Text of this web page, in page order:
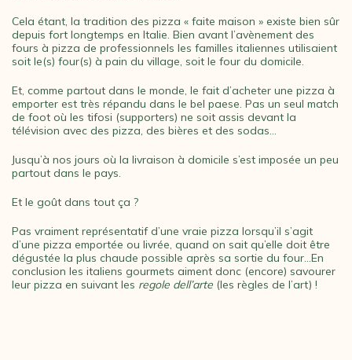
Cela étant, la tradition des pizza « faite maison » existe bien sûr
depuis fort longtemps en Italie. Bien avant l’avènement des
fours à pizza de professionnels les familles italiennes utilisaient
soit le(s) four(s) à pain du village, soit le four du domicile.
Et, comme partout dans le monde, le fait d’acheter une pizza à
emporter est très répandu dans le bel paese. Pas un seul match
de foot où les tifosi (supporters) ne soit assis devant la
télévision avec des pizza, des bières et des sodas…
Jusqu’à nos jours où la livraison à domicile s’est imposée un peu
partout dans le pays.
Et le goût dans tout ça ?
Pas vraiment représentatif d’une vraie pizza lorsqu’il s’agit
d’une pizza emportée ou livrée, quand on sait qu’elle doit être
dégustée la plus chaude possible après sa sortie du four…En
conclusion les italiens gourmets aiment donc (encore) savourer
leur pizza en suivant les regole dell’arte (les règles de l’art) !